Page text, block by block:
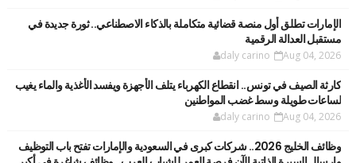
الإمارات تطلق أول منصة قضائية متكاملة بالذكاء الاصطناعي.. ثورة جديدة في
مستقبل العدالة الرقمية
daly carino Aug 04, 2026
كارثة الصيف في تونس.. انقطاع الكهرباء يتلف الأجهزة ويفسد الأغذية والماء يغيب
لساعات طويلة وسط غضب المواطنين
daly carino Aug 04, 2026
وظائف الخليج 2026.. شركات كبرى في السعودية والإمارات تفتح باب التوظيف